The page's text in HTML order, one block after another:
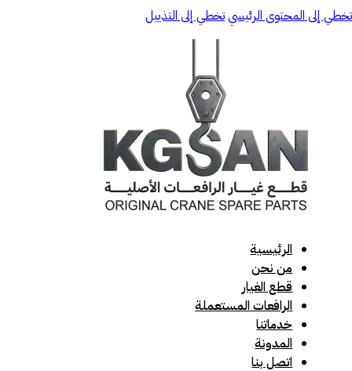
تخطي إلى المحتوى الرئيسيتخطي إلى التذييل
الرئيسية
من نحن
قطع الغيار
الرافعات المستعملة
خدماتنا
المدونة
اتصل بنا